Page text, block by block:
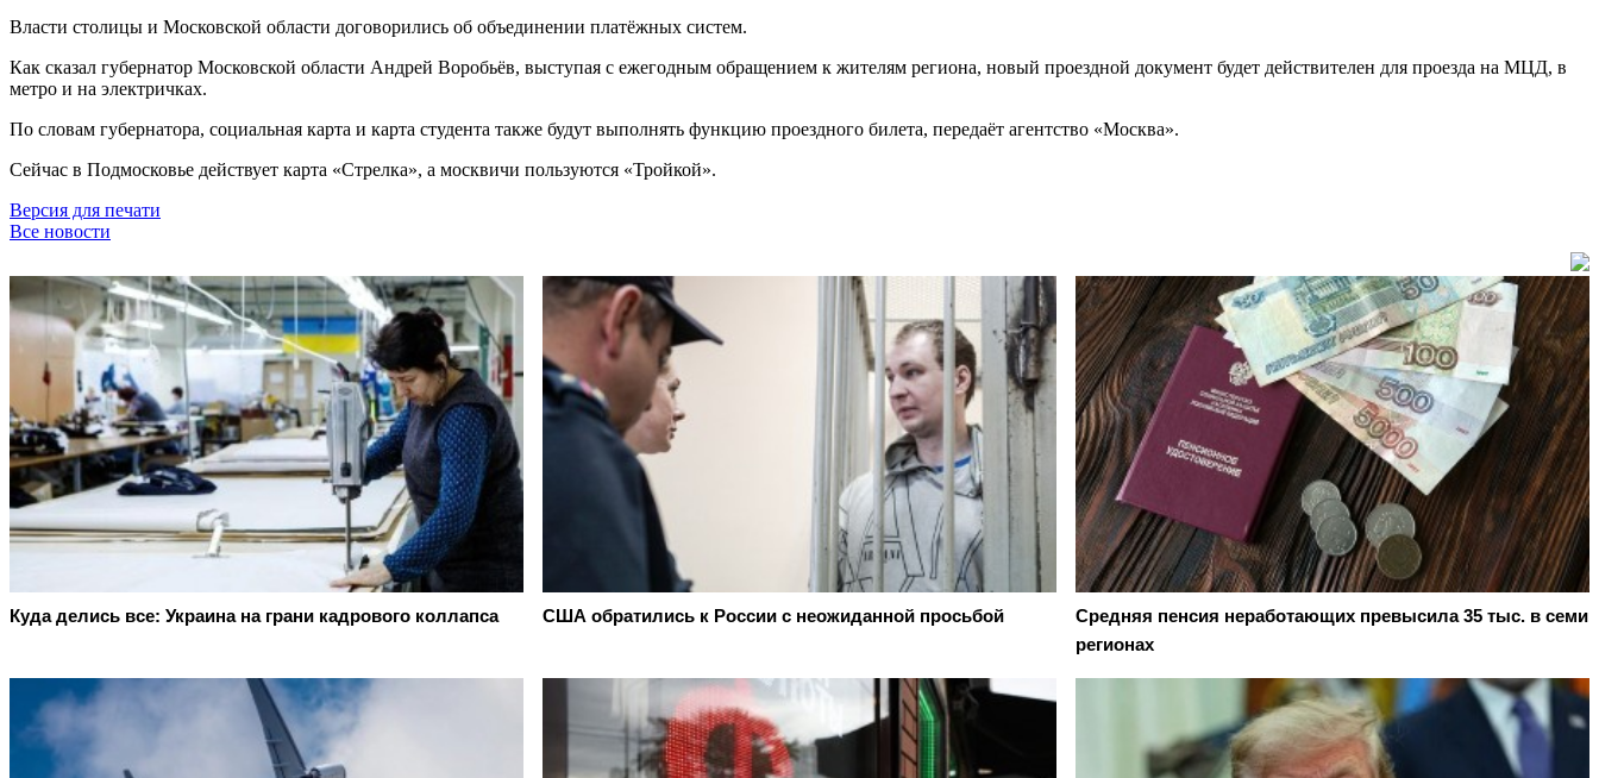
Власти столицы и Московской области договорились об объединении платёжных систем.
Как сказал губернатор Московской области Андрей Воробьёв, выступая с ежегодным обращением к жителям региона, новый проездной документ будет действителен для проезда на МЦД, в
метро и на электричках.
По словам губернатора, социальная карта и карта студента также будут выполнять функцию проездного билета, передаёт агентство «Москва».
Сейчас в Подмосковье действует карта «Стрелка», а москвичи пользуются «Тройкой».
Версия для печати
Все новости
Куда делись все: Украина на грани кадрового коллапса США обратились к России с неожиданной просьбой
Средняя пенсия неработающих превысила 35 тыс. в семи
регионах